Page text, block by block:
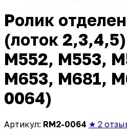
Ролик
(лоток
M552, M553,
M653, M681,
0064)
Артикул: RM2-0064 ★ 2